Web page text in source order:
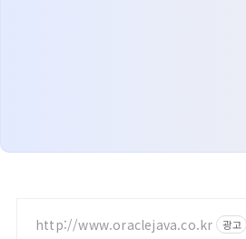
http://www.oraclejava.co.kr 광고